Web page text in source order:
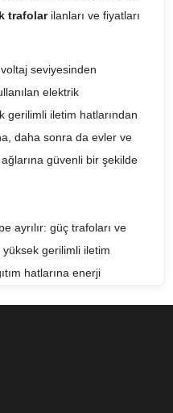
trafolarilanları ve fiyatları
seviyesinden
elektrik
gerilimli iletim hatlarından
daha sonra da evler ve
güvenli bir şekilde
ayrılır: güç trafoları ve
yüksek gerilimli iletim
hatlarına enerji
seviyelerinde